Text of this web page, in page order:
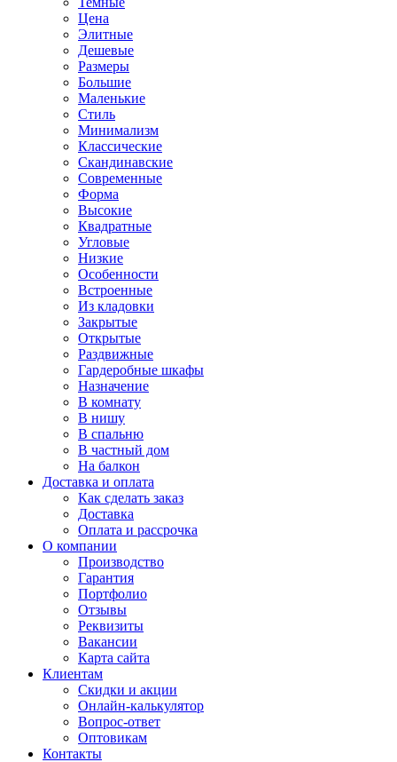
Цена
Элитные
Дешевые
Размеры
Большие
Маленькие
Стиль
Минимализм
Классические
Скандинавские
Современные
Форма
Высокие
Квадратные
Угловые
Низкие
Особенности
Встроенные
Из кладовки
Закрытые
Открытые
Раздвижные
Гардеробные шкафы
Назначение
В комнату
В нишу
В спальню
В частный дом
На балкон
Доставка и оплата
Как сделать заказ
Доставка
Оплата и рассрочка
О компании
Производство
Гарантия
Портфолио
Отзывы
Реквизиты
Вакансии
Карта сайта
Клиентам
Скидки и акции
Онлайн-калькулятор
Вопрос-ответ
Оптовикам
Контакты